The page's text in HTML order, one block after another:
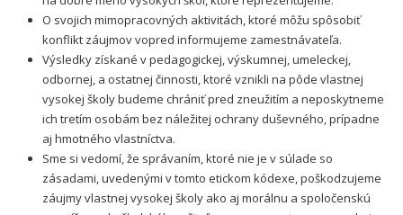
O svojich mimopracovných aktivitách, ktoré môžu spôsobiť
konflikt záujmov vopred informujeme zamestnávateľa.
Výsledky získané v pedagogickej, výskumnej, umeleckej,
odbornej, a ostatnej činnosti, ktoré vznikli na pôde vlastnej
vysokej školy budeme chrániť pred zneužitím a neposkytneme
ich tretím osobám bez náležitej ochrany duševného, prípadne
aj hmotného vlastníctva.
Sme si vedomí, že správaním, ktoré nie je v súlade so
zásadami, uvedenými v tomto etickom kódexe, poškodzujeme
záujmy vlastnej vysokej školy ako aj morálnu a spoločenskú